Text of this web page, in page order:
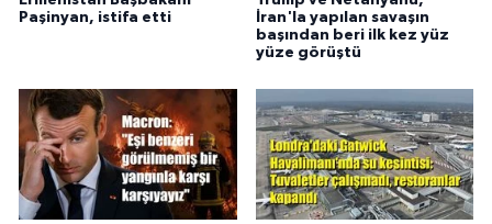
Paşinyan, istifa etti
İran'la yapılan savaşın
başından beri ilk kez yüz
yüze görüştü